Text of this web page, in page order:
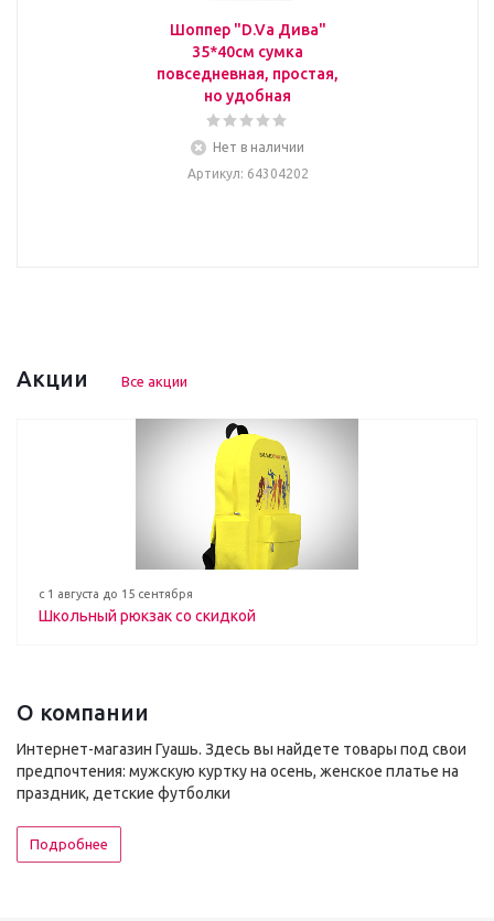
Шоппер "D.Va Дива"
35*40см сумка
повседневная, простая,
но удобная
Нет в наличии
Артикул: 64304202
Акции Все акции
с 1 августа до 15 сентября
Школьный рюкзак со скидкой
О компании
Интернет-магазин Гуашь. Здесь вы найдете товары под свои
предпочтения: мужскую куртку на осень, женское платье на
праздник, детские футболки
Подробнее